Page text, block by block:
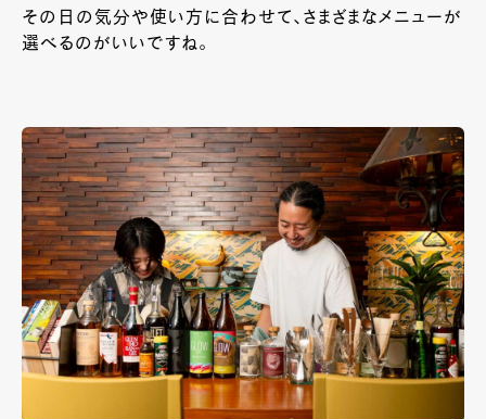
その日の気分や使い方に合わせて、さまざまなメニューが
選べるのがいいですね。